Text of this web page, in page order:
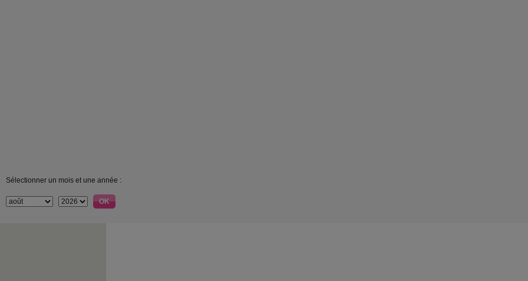
Sélectionner un mois et une année :